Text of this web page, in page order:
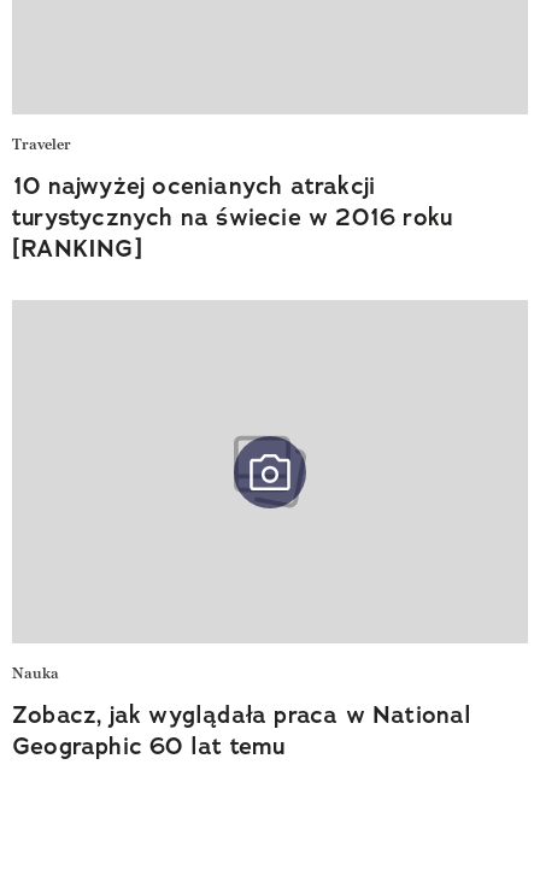
Traveler
10 najwyżej ocenianych atrakcji
turystycznych na świecie w 2016 roku
[RANKING]
Nauka
Zobacz, jak wyglądała praca w National
Geographic 60 lat temu